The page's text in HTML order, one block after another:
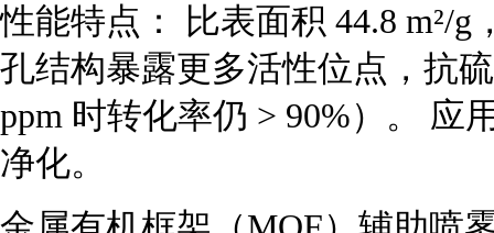
性能特点： 比表面积 44.8 m²/
孔结构暴露更多活性位点，抗
ppm 时转化率仍 > 90%）。 应
净化。